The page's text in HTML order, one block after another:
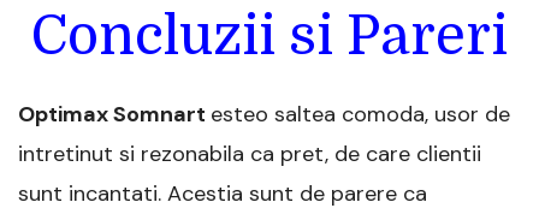
Concluzii si Pareri
Optimax Somnart esteo saltea comoda, usor de
intretinut si rezonabila ca pret, de care clientii
sunt incantati. Acestia sunt de parere ca